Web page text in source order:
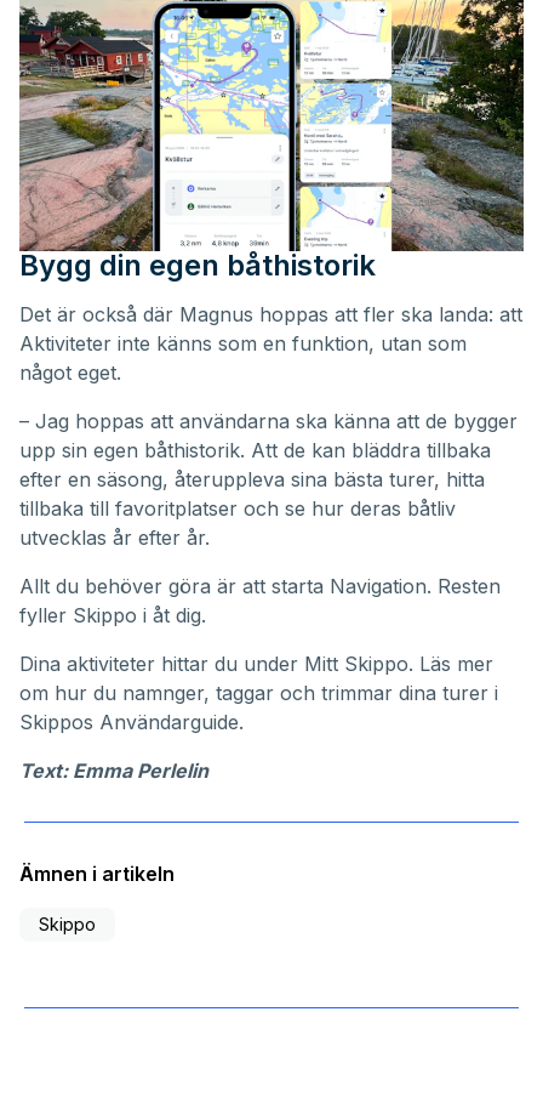
Bygg din egen båthistorik
Det är också där Magnus hoppas att fler ska landa: att
Aktiviteter inte känns som en funktion, utan som
något eget.
– Jag hoppas att användarna ska känna att de bygger
upp sin egen båthistorik. Att de kan bläddra tillbaka
efter en säsong, återuppleva sina bästa turer, hitta
tillbaka till favoritplatser och se hur deras båtliv
utvecklas år efter år.
Allt du behöver göra är att starta Navigation. Resten
fyller Skippo i åt dig.
Dina aktiviteter hittar du under Mitt Skippo. Läs mer
om hur du namnger, taggar och trimmar dina turer i
Skippos Användarguide.
Text: Emma Perlelin
Ämnen i artikeln
Skippo